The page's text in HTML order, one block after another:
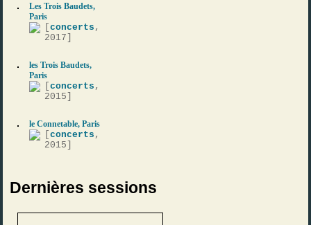
Les Trois Baudets,
Paris
[concerts ,
2017]
les Trois Baudets,
Paris
[concerts ,
2015]
le Connetable, Paris
[concerts ,
2015]
Dernières sessions